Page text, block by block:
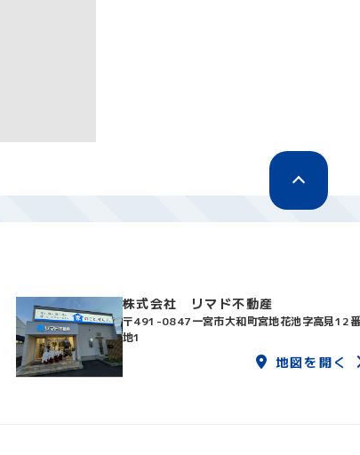
株式会社 リマド不動産
〒491-0847一宮市大和町宮地花池字高見12番
地1
地図を開く